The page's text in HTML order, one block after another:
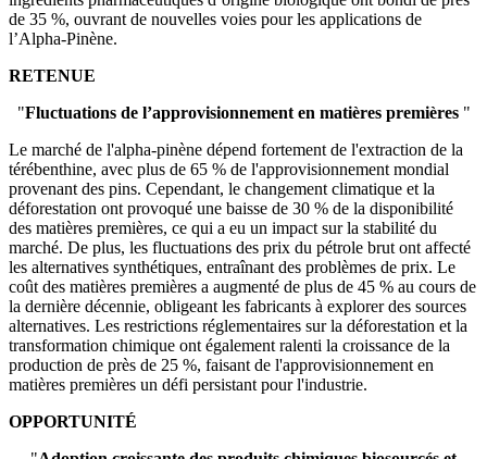
de 35 %, ouvrant de nouvelles voies pour les applications de
l’Alpha-Pinène.
RETENUE
"Fluctuations de l’approvisionnement en matières premières "
Le marché de l'alpha-pinène dépend fortement de l'extraction de la
térébenthine, avec plus de 65 % de l'approvisionnement mondial
provenant des pins. Cependant, le changement climatique et la
déforestation ont provoqué une baisse de 30 % de la disponibilité
des matières premières, ce qui a eu un impact sur la stabilité du
marché. De plus, les fluctuations des prix du pétrole brut ont affecté
les alternatives synthétiques, entraînant des problèmes de prix. Le
coût des matières premières a augmenté de plus de 45 % au cours de
la dernière décennie, obligeant les fabricants à explorer des sources
alternatives. Les restrictions réglementaires sur la déforestation et la
transformation chimique ont également ralenti la croissance de la
production de près de 25 %, faisant de l'approvisionnement en
matières premières un défi persistant pour l'industrie.
OPPORTUNITÉ